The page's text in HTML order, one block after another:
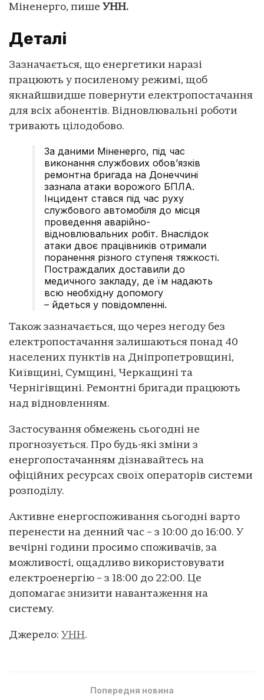
Міненерго, пише УНН.
Деталі
Зазначається, що енергетики наразі
працюють у посиленому режимі, щоб
якнайшвидше повернути електропостачання
для всіх абонентів. Відновлювальні роботи
тривають цілодобово.
За даними Міненерго, під час
виконання службових обов’язків
ремонтна бригада на Донеччині
зазнала атаки ворожого БПЛА.
Інцидент стався під час руху
службового автомобіля до місця
проведення аварійно-
відновлювальних робіт. Внаслідок
атаки двоє працівників отримали
поранення різного ступеня тяжкості.
Постраждалих доставили до
медичного закладу, де їм надають
всю необхідну допомогу
– йдеться у повідомленні.
Також зазначається, що через негоду без
електропостачання залишаються понад 40
населених пунктів на Дніпропетровщині,
Київщині, Сумщині, Черкащині та
Чернігівщині. Ремонтні бригади працюють
над відновленням.
Застосування обмежень сьогодні не
прогнозується. Про будь-які зміни з
енергопостачанням дізнавайтесь на
офіційних ресурсах своїх операторів системи
розподілу.
Активне енергоспоживання сьогодні варто
перенести на денний час – з 10:00 до 16:00. У
вечірні години просимо споживачів, за
можливості, ощадливо використовувати
електроенергію – з 18:00 до 22:00. Це
допомагає знизити навантаження на
систему.
Джерело: УНН.
Попередня новина